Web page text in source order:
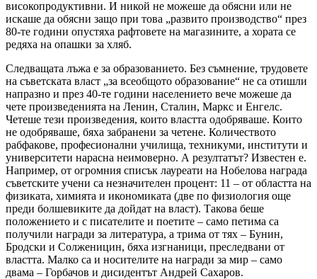
високопродуктивни. И никой не можеше да обясни или не
искаше да обясни защо при това „развито производство“ през
80-те години опустяха рафтовете на магазините, а хората се
редяха на опашки за хляб.
Следващата лъжа е за образованието. Без съмнение, трудовете
на съветската власт „за всеобщото образование“ не са отишли
напразно и през 40-те години населението вече можеше да
чете произведенията на Ленин, Сталин, Маркс и Енгелс.
Четеше тези произведения, които властта одобряваше. Които
не одобряваше, бяха забранени за четене. Количеството
рабфакове, професионални училища, техникуми, институти и
университети нарасна неимоверно. А резултатът? Известен е.
Например, от огромния списък лауреати на Нобелова награда
съветските учени са незначителен процент: 11 – от областта на
физиката, химията и икономиката (две по физиология още
преди болшевиките да дойдат на власт). Такова беше
положението и с писателите и поетите – само петима са
получили награди за литература, а трима от тях – Бунин,
Бродски и Солженицин, бяха изгнаници, преследвани от
властта. Малко са и носителите на награди за мир – само
двама – Горбачов и дисидентът Андрей Сахаров.